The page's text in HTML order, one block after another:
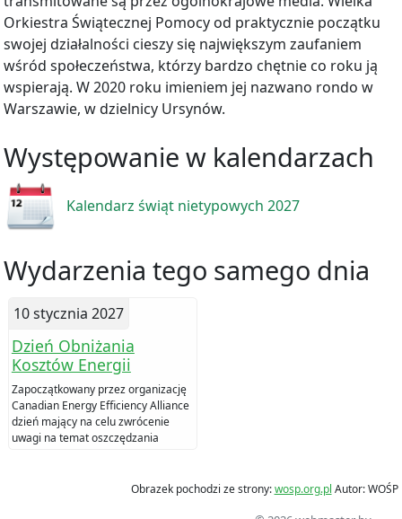
Orkiestra Świątecznej Pomocy od praktycznie początku
swojej działalności cieszy się największym zaufaniem
wśród społeczeństwa, którzy bardzo chętnie co roku ją
wspierają. W 2020 roku imieniem jej nazwano rondo w
Warszawie, w dzielnicy Ursynów.
Występowanie w kalendarzach
Kalendarz świąt nietypowych 2027
Wydarzenia tego samego dnia
10 stycznia 2027
Dzień Obniżania
Kosztów Energii
Zapoczątkowany przez organizację
Canadian Energy Efficiency Alliance
dzień mający na celu zwrócenie
uwagi na temat oszczędzania
Obrazek pochodzi ze strony:wosp.org.pl Autor: WOŚP